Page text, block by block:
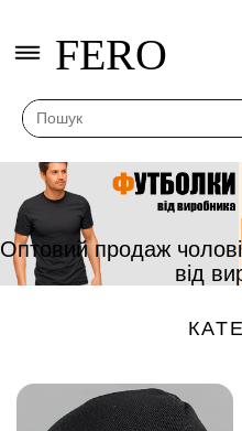
FERO
Оптовий продаж
від